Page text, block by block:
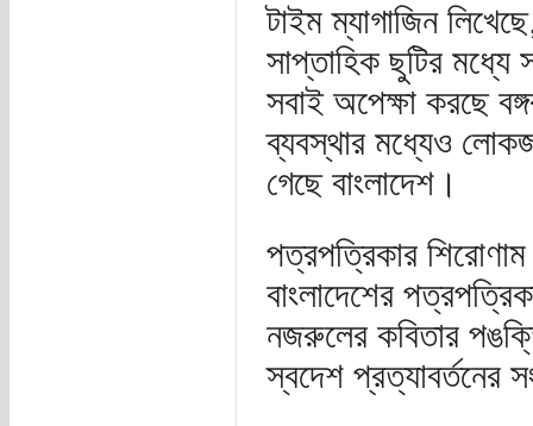
টাইম ম্যাগাজিন
সাপ্তাহিক ছুটির
সবাই অপেক্ষা করছে
ব্যবস্থার মধ্যেও
গেছে বাংলাদেশ।
পত্রপত্রিকার
বাংলাদেশের
নজরুলের কবিতার
স্বদেশ প্রত্যাবর্তনের